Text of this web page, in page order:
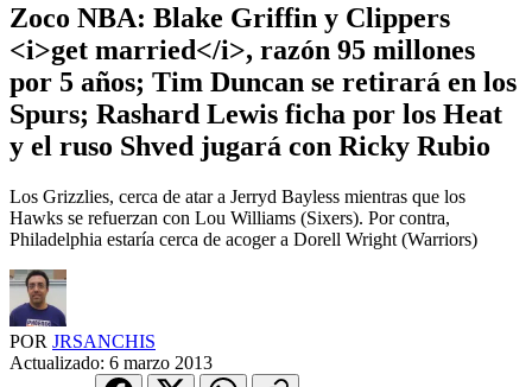
Zoco NBA: Blake Griffin y Clippers
<i>get married</i>, razón 95 millones
por 5 años; Tim Duncan se retirará en los
Spurs; Rashard Lewis ficha por los Heat
y el ruso Shved jugará con Ricky Rubio
Los Grizzlies, cerca de atar a Jerryd Bayless mientras que los
Hawks se refuerzan con Lou Williams (Sixers). Por contra,
Philadelphia estaría cerca de acoger a Dorell Wright (Warriors)
POR JRSANCHIS
Actualizado: 6 marzo 2013